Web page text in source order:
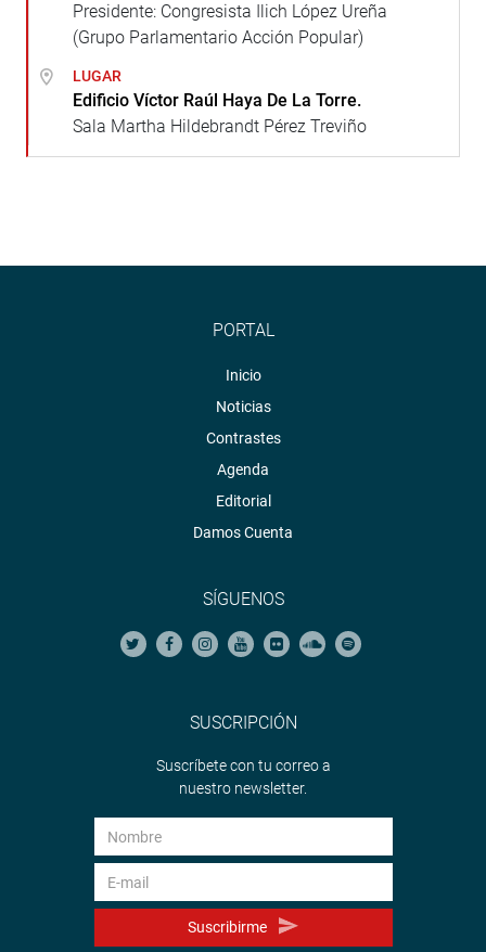
Presidente: Congresista Ilich López Ureña
(Grupo Parlamentario Acción Popular)
LUGAR
Edificio Víctor Raúl Haya De La Torre.
Sala Martha Hildebrandt Pérez Treviño
PORTAL
Inicio
Noticias
Contrastes
Agenda
Editorial
Damos Cuenta
SÍGUENOS
SUSCRIPCIÓN
Suscríbete con tu correo a
nuestro newsletter.
Suscribirme